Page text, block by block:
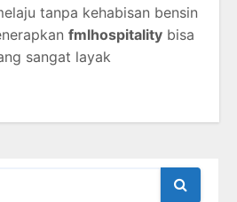
tanpa kehabisan bensin
fmlhospitality bisa
sangat layak